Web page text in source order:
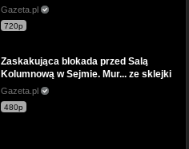
Gazeta.pl
720p
Zaskakująca blokada przed Salą
Kolumnową w Sejmie. Mur... ze sklejki
Gazeta.pl
480p